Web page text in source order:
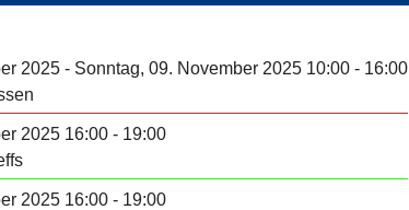
2025 - Sonntag, 09. November 2025 10:00 - 16:00
2025 16:00 - 19:00
2025 16:00 - 19:00